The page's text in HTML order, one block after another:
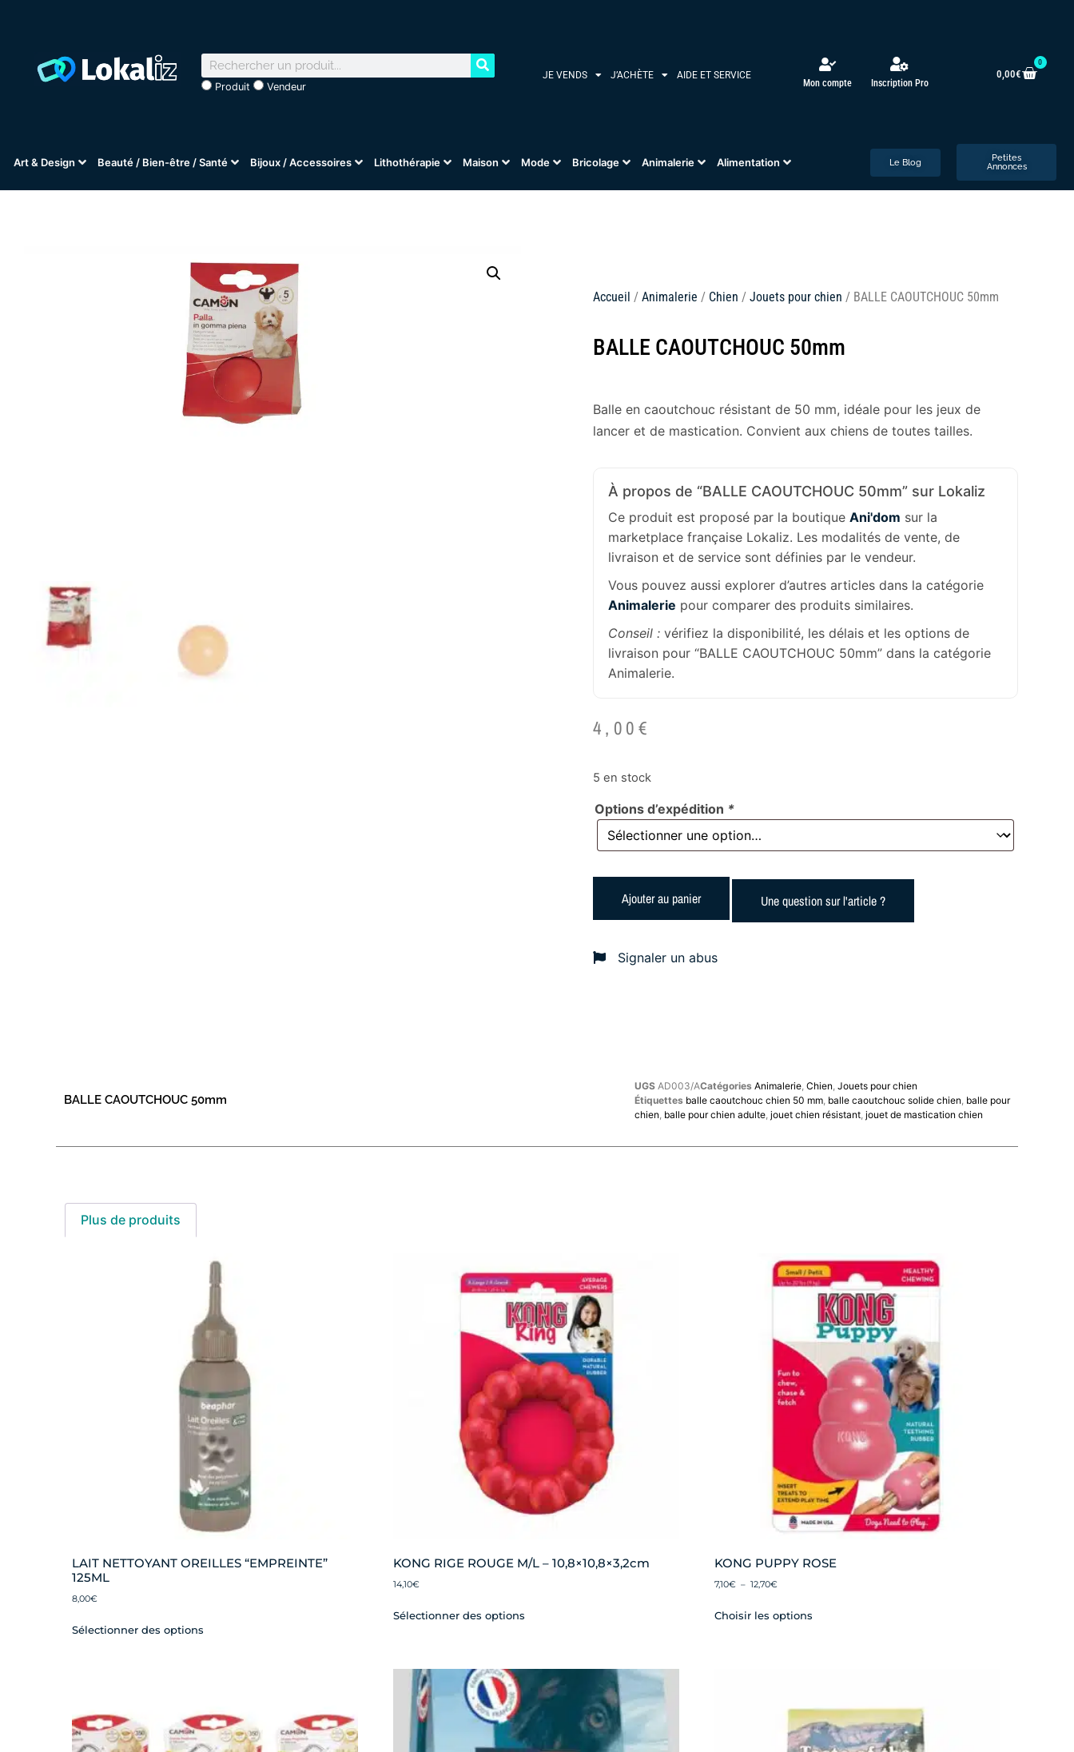
Produit Vendeur
JE VENDS J’ACHÈTE AIDE ET SERVICE
Mon compte Inscription Pro
0,00€
0
Art & Design Beauté / Bien-être / Santé Bijoux / Accessoires Lithothérapie Maison Mode Bricolage Animalerie Alimentation Le Blog
Petites
Annonces
Accueil / Animalerie / Chien / Jouets pour chien / BALLE CAOUTCHOUC 50mm
BALLE CAOUTCHOUC 50mm
Balle en caoutchouc résistant de 50 mm, idéale pour les jeux de
lancer et de mastication. Convient aux chiens de toutes tailles.
À propos de “BALLE CAOUTCHOUC 50mm” sur Lokaliz
Ce produit est proposé par la boutique Ani'dom sur la
marketplace française Lokaliz. Les modalités de vente, de
livraison et de service sont définies par le vendeur.
Vous pouvez aussi explorer d’autres articles dans la catégorie
Animalerie pour comparer des produits similaires.
Conseil : vérifiez la disponibilité, les délais et les options de
livraison pour “BALLE CAOUTCHOUC 50mm” dans la catégorie
Animalerie.
4,00€
5 en stock
Options d’expédition *
Ajouter au panier Une question sur l'article ?
Signaler un abus
BALLE CAOUTCHOUC 50mm
UGS AD003/ACatégories Animalerie, Chien Jouets pour chien
Étiquettes balle caoutchouc chien 50 mm, balle caoutchouc solide chien balle pour
chien balle pour chien adulte, jouet chien résistant, jouet de mastication chien
Plus de produits
LAIT NETTOYANT OREILLES “EMPREINTE”
125ML
8,00€
Sélectionner des options
KONG RIGE ROUGE M/L – 10,8×10,8×3,2cm
14,10€
Sélectionner des options
KONG PUPPY ROSE
7,10€ – 12,70€
Choisir les options